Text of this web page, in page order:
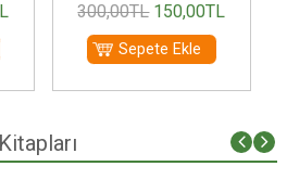
300,00TL 150,00TL
Sepete Ekle